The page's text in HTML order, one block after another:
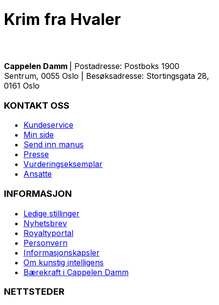
Krim fra Hvaler
Cappelen Damm
| Postadresse: Postboks 1900
Sentrum, 0055 Oslo | Besøksadresse: Stortingsgata 28,
0161 Oslo
KONTAKT OSS
Kundeservice
Min side
Send inn manus
Presse
Vurderingseksemplar
Ansatte
INFORMASJON
Ledige stillinger
Nyhetsbrev
Royaltyportal
Personvern
Informasjonskapsler
Om kunstig intelligens
Bærekraft i Cappelen Damm
NETTSTEDER